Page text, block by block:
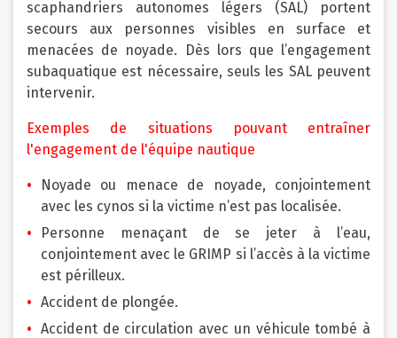
scaphandriers autonomes légers (SAL) portent
secours aux personnes visibles en surface et
menacées de noyade. Dès lors que l’engagement
subaquatique est nécessaire, seuls les SAL peuvent
intervenir.
Exemples de situations pouvant entraîner
l'engagement de l'équipe nautique
Noyade ou menace de noyade, conjointement
avec les cynos si la victime n’est pas localisée.
Personne menaçant de se jeter à l’eau,
conjointement avec le GRIMP si l’accès à la victime
est périlleux.
Accident de plongée.
Accident de circulation avec un véhicule tombé à